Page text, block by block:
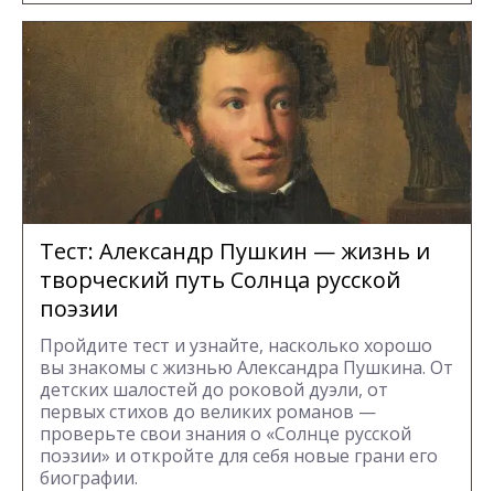
Тест: Александр Пушкин — жизнь и
творческий путь Солнца русской
поэзии
Пройдите тест и узнайте, насколько хорошо
вы знакомы с жизнью Александра Пушкина. От
детских шалостей до роковой дуэли, от
первых стихов до великих романов —
проверьте свои знания о «Солнце русской
поэзии» и откройте для себя новые грани его
биографии.